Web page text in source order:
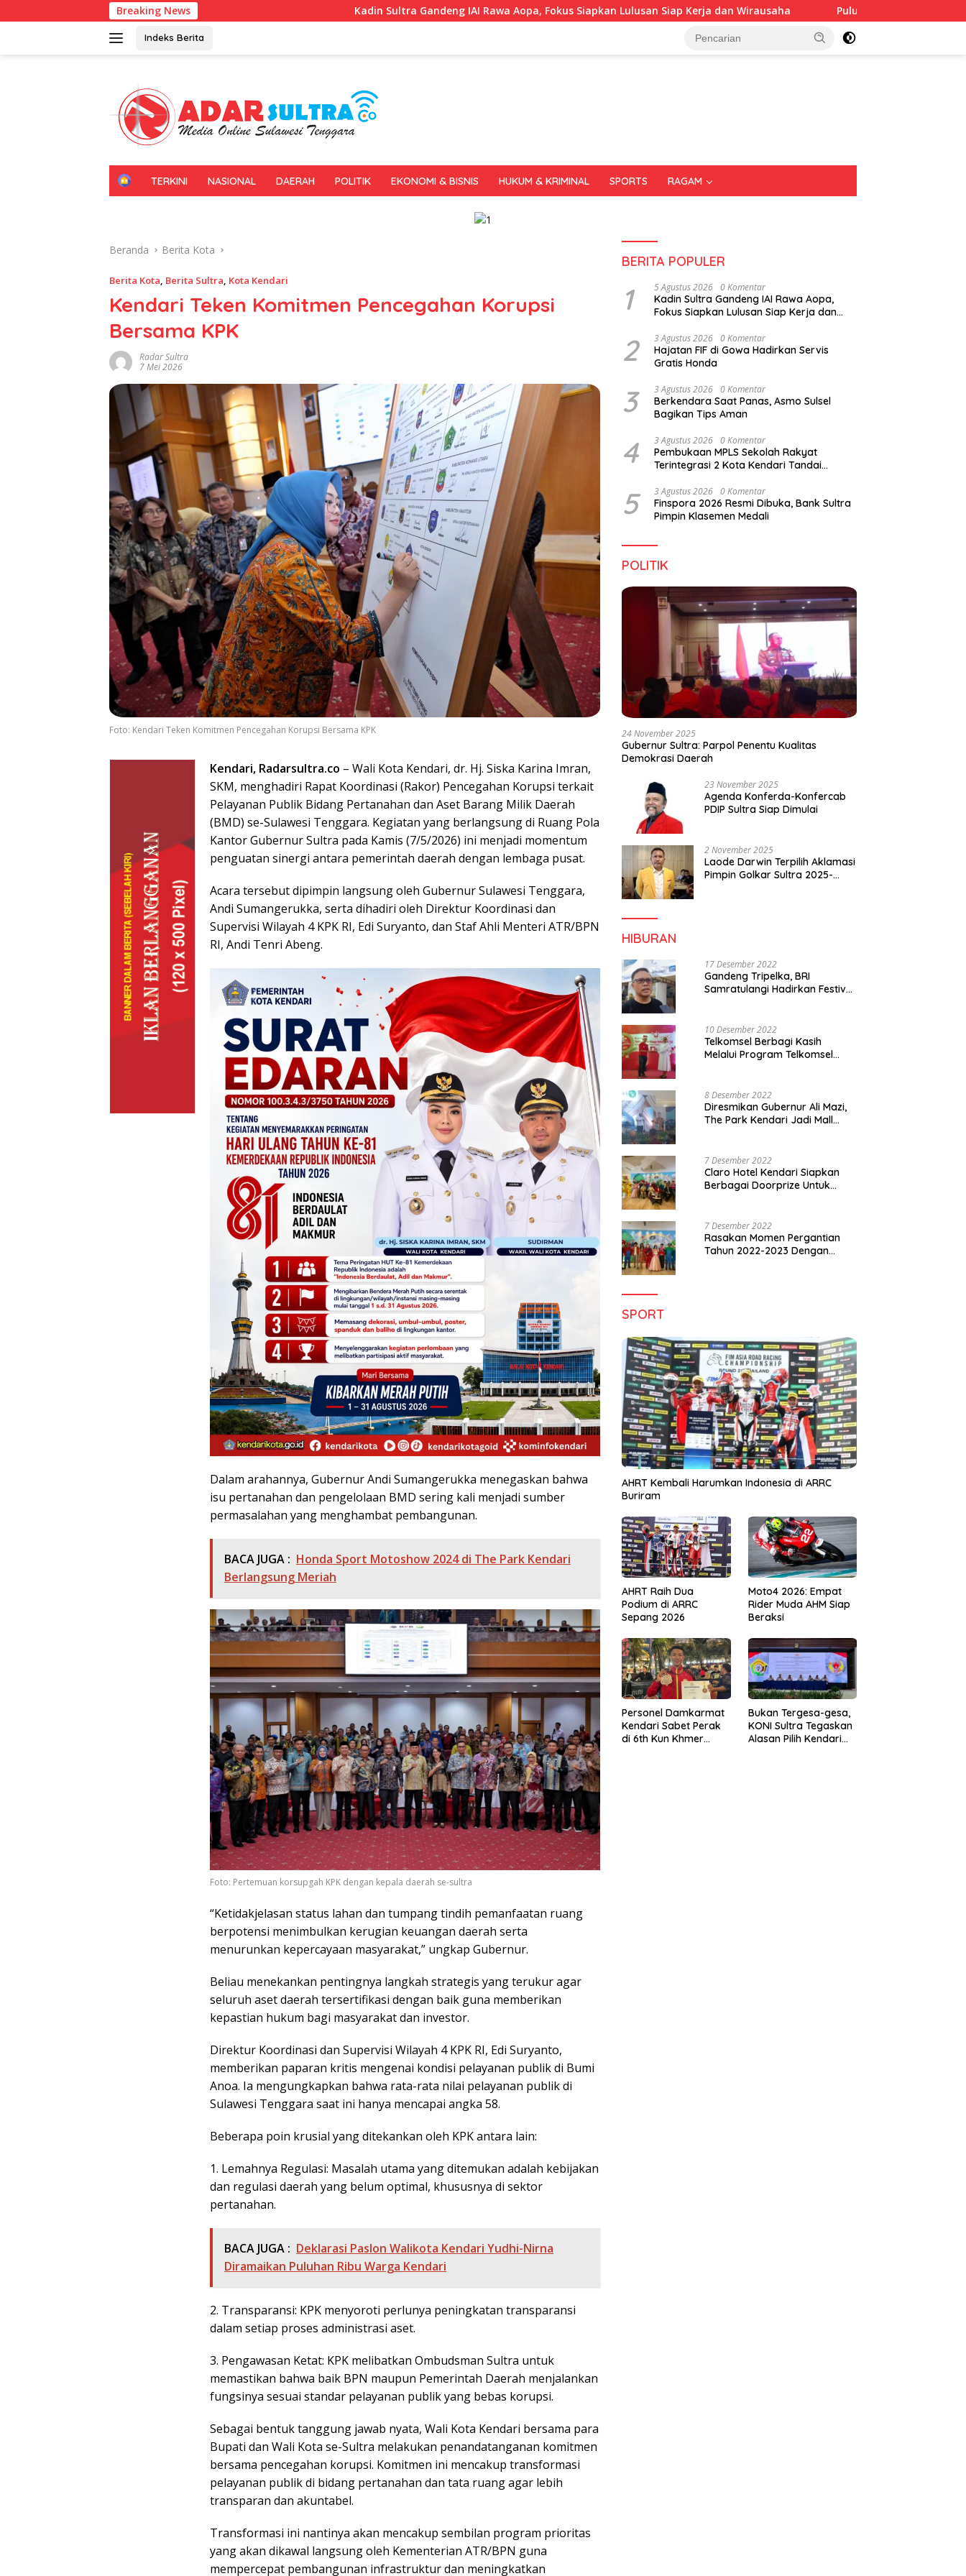
ke
Breaking News Kadin Sultra Gandeng IAI Rawa Aopa, Fokus Siapkan Lulusan Siap Kerja dan Wirausaha Puluhan Tenant Ramaikan Festival Kuliner
Indeks Berita
H
TERKINI NASIONAL DAERAH POLITIK EKONOMI & BISNIS HUKUM & KRIMINAL SPORTS RAGAM
Beranda Berita Kota
Berita Kota Berita Sultra Kota Kendari
Kendari Teken Komitmen Pencegahan Korupsi
Bersama KPK
Radar Sultra
7 Mei 2026
Foto: Kendari Teken Komitmen Pencegahan Korupsi Bersama KPK
Kendari, Radarsultra.co – Wali Kota Kendari, dr. Hj. Siska Karina Imran,
SKM, menghadiri Rapat Koordinasi (Rakor) Pencegahan Korupsi terkait
Pelayanan Publik Bidang Pertanahan dan Aset Barang Milik Daerah
(BMD) se-Sulawesi Tenggara. Kegiatan yang berlangsung di Ruang Pola
Kantor Gubernur Sultra pada Kamis (7/5/2026) ini menjadi momentum
penguatan sinergi antara pemerintah daerah dengan lembaga pusat.
Acara tersebut dipimpin langsung oleh Gubernur Sulawesi Tenggara,
Andi Sumangerukka, serta dihadiri oleh Direktur Koordinasi dan
Supervisi Wilayah 4 KPK RI, Edi Suryanto, dan Staf Ahli Menteri ATR/BPN
RI, Andi Tenri Abeng.
Dalam arahannya, Gubernur Andi Sumangerukka menegaskan bahwa
isu pertanahan dan pengelolaan BMD sering kali menjadi sumber
permasalahan yang menghambat pembangunan.
BACA JUGA : Honda Sport Motoshow 2024 di The Park Kendari
Berlangsung Meriah
Foto: Pertemuan korsupgah KPK dengan kepala daerah se-sultra
“Ketidakjelasan status lahan dan tumpang tindih pemanfaatan ruang
berpotensi menimbulkan kerugian keuangan daerah serta
menurunkan kepercayaan masyarakat,” ungkap Gubernur.
Beliau menekankan pentingnya langkah strategis yang terukur agar
seluruh aset daerah tersertifikasi dengan baik guna memberikan
kepastian hukum bagi masyarakat dan investor.
Direktur Koordinasi dan Supervisi Wilayah 4 KPK RI, Edi Suryanto,
memberikan paparan kritis mengenai kondisi pelayanan publik di Bumi
Anoa. Ia mengungkapkan bahwa rata-rata nilai pelayanan publik di
Sulawesi Tenggara saat ini hanya mencapai angka 58.
Beberapa poin krusial yang ditekankan oleh KPK antara lain:
1. Lemahnya Regulasi: Masalah utama yang ditemukan adalah kebijakan
dan regulasi daerah yang belum optimal, khususnya di sektor
pertanahan.
BACA JUGA : Deklarasi Paslon Walikota Kendari Yudhi-Nirna
Diramaikan Puluhan Ribu Warga Kendari
2. Transparansi: KPK menyoroti perlunya peningkatan transparansi
dalam setiap proses administrasi aset.
3. Pengawasan Ketat: KPK melibatkan Ombudsman Sultra untuk
memastikan bahwa baik BPN maupun Pemerintah Daerah menjalankan
fungsinya sesuai standar pelayanan publik yang bebas korupsi.
Sebagai bentuk tanggung jawab nyata, Wali Kota Kendari bersama para
Bupati dan Wali Kota se-Sultra melakukan penandatanganan komitmen
bersama pencegahan korupsi. Komitmen ini mencakup transformasi
pelayanan publik di bidang pertanahan dan tata ruang agar lebih
transparan dan akuntabel.
Transformasi ini nantinya akan mencakup sembilan program prioritas
yang akan dikawal langsung oleh Kementerian ATR/BPN guna
mempercepat pembangunan infrastruktur dan meningkatkan
BERITA POPULER
1 5 Agustus 2026 0 Komentar
Kadin Sultra Gandeng IAI Rawa Aopa,
Fokus Siapkan Lulusan Siap Kerja dan
2 3 Agustus 2026 0 Komentar
Hajatan FIF di Gowa Hadirkan Servis
Gratis Honda
3 3 Agustus 2026 0 Komentar
Berkendara Saat Panas, Asmo Sulsel
Bagikan Tips Aman
4 3 Agustus 2026 0 Komentar
Pembukaan MPLS Sekolah Rakyat
Terintegrasi 2 Kota Kendari Tandai
5 3 Agustus 2026 0 Komentar
Finspora 2026 Resmi Dibuka, Bank Sultra
Pimpin Klasemen Medali
POLITIK
24 November 2025
Gubernur Sultra: Parpol Penentu Kualitas
Demokrasi Daerah
23 November 2025
Agenda Konferda-Konfercab
PDIP Sultra Siap Dimulai
2 November 2025
Laode Darwin Terpilih Aklamasi
Pimpin Golkar Sultra 2025-
HIBURAN
17 Desember 2022
Gandeng Tripelka, BRI
Samratulangi Hadirkan Festival
10 Desember 2022
Telkomsel Berbagi Kasih
Melalui Program Telkomsel
8 Desember 2022
Diresmikan Gubernur Ali Mazi,
The Park Kendari Jadi Mall
7 Desember 2022
Claro Hotel Kendari Siapkan
Berbagai Doorprize Untuk
7 Desember 2022
Rasakan Momen Pergantian
Tahun 2022-2023 Dengan
SPORT
AHRT Kembali Harumkan Indonesia di ARRC
Buriram
AHRT Raih Dua
Podium di ARRC
Sepang 2026
Moto4 2026: Empat
Rider Muda AHM Siap
Beraksi
Personel Damkarmat
Kendari Sabet Perak
di 6th Kun Khmer
Bukan Tergesa-gesa,
KONI Sultra Tegaskan
Alasan Pilih Kendari